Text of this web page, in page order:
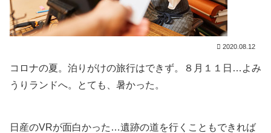
2020.08.12
コロナの夏。泊りがけの旅行はできず。８月１１日…よみ
うりランドへ。とても、暑かった。
日産のVRが面白かった…遺跡の道を行くこともできれば